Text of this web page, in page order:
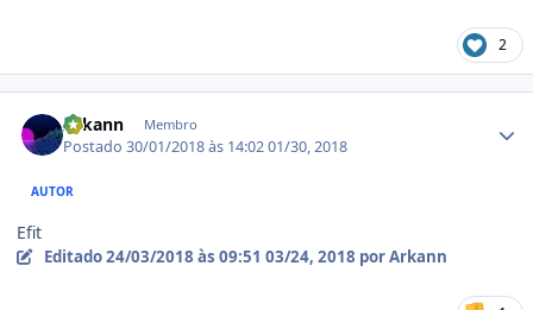
2
Arkann Membro
Postado30/01/2018 às 14:0201/30, 2018
AUTOR
Efit
Editado24/03/2018 às 09:51 03/24, 2018 por Arkann